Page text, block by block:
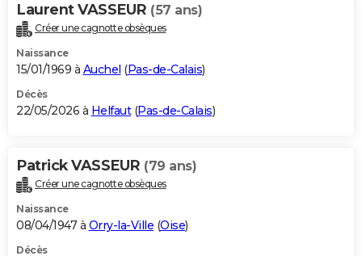
Laurent VASSEUR (57 ans)
Créer une cagnotte obsèques
Naissance
15/01/1969 à Auchel (Pas-de-Calais)
Décès
22/05/2026 à Helfaut(Pas-de-Calais)
Patrick VASSEUR (79 ans)
Créer une cagnotte obsèques
Naissance
08/04/1947 à Orry-la-Ville (Oise)
Décès